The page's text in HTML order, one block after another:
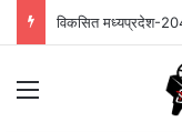
विकसित मध्यप्रदेश-
Menu